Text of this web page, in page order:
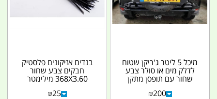
מיכל 5 ליטר ג'ריקן שטוח
לדלק מים או סולר צבע
שחור עם תופסן מתקן
תלייה תפס
₪200
בנדים אזיקונים פלסטיק
חבקים צבע שחור
368X3.60 מילימטר
₪25